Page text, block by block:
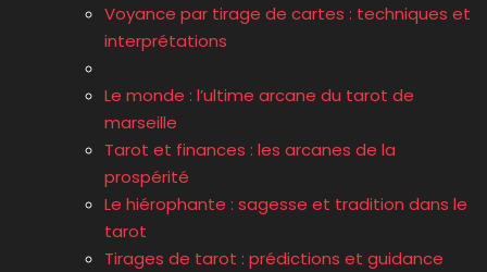
Voyance par tirage de cartes : techniques et
interprétations
Le monde : l’ultime arcane du tarot de
marseille
Tarot et finances : les arcanes de la
prospérité
Le hiérophante : sagesse et tradition dans le
tarot
Tirages de tarot : prédictions et guidance